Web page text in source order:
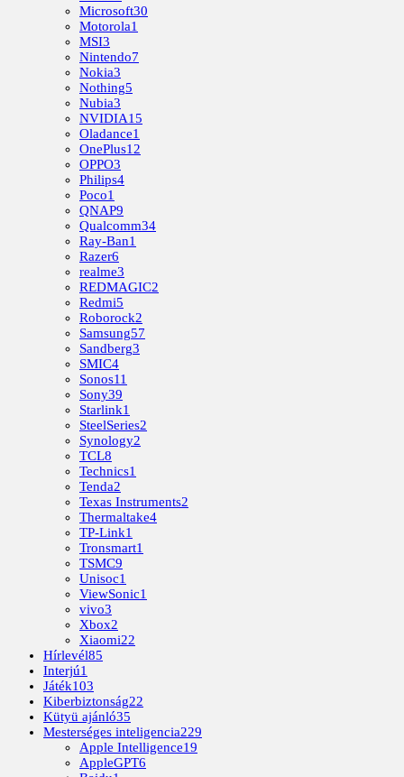
Microsoft30
Motorola1
MSI3
Nintendo7
Nokia3
Nothing5
Nubia3
NVIDIA15
Oladance1
OnePlus12
OPPO3
Philips4
Poco1
QNAP9
Qualcomm34
Ray-Ban1
Razer6
realme3
REDMAGIC2
Redmi5
Roborock2
Samsung57
Sandberg3
SMIC4
Sonos11
Sony39
Starlink1
SteelSeries2
Synology2
TCL8
Technics1
Tenda2
Texas Instruments2
Thermaltake4
TP-Link1
Tronsmart1
TSMC9
Unisoc1
ViewSonic1
vivo3
Xbox2
Xiaomi22
Hírlevél85
Interjú1
Játék103
Kiberbiztonság22
Kütyü ajánló35
Mesterséges inteligencia229
Apple Intelligence19
AppleGPT6